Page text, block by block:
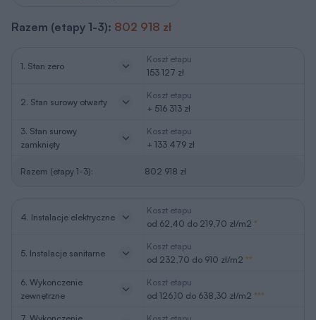
Razem (etapy 1-3): 802 918 zł
1. Stan zero
Koszt etapu
153 127 zł
2. Stan surowy otwarty
Koszt etapu
+ 516 313 zł
3. Stan surowy
zamknięty
Koszt etapu
+ 133 479 zł
Razem (etapy 1-3): 802 918 zł
4. Instalacje elektryczne
Koszt etapu
od 62,40 do 219,70 zł/m2 *
5. Instalacje sanitarne
Koszt etapu
od 232,70 do 910 zł/m2 **
6. Wykończenie
zewnętrzne
Koszt etapu
od 126,10 do 638,30 zł/m2 ***